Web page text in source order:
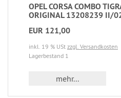
OPEL CORSA COMBO
ORIGINAL 13208239 II/
EUR 121,00
inkl. 19 % USt zzgl. Versandkosten
Lagerbestand 1
mehr...